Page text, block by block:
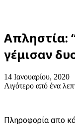
Απληστία:
γέμισαν
14 Ιανουαρίου, 2020
Λιγότερο από ένα
Πληροφορία απο